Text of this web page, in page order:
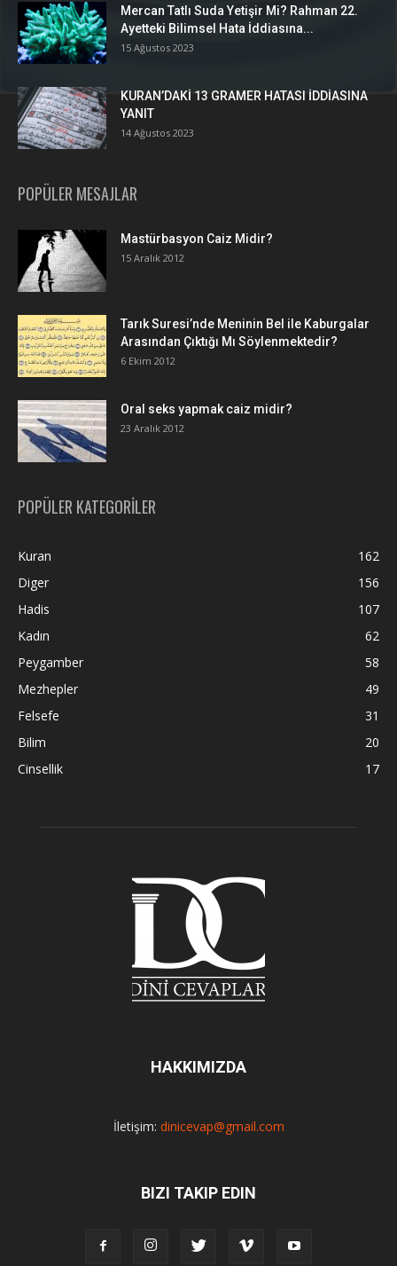
Mercan Tatlı Suda Yetişir Mi? Rahman 22.
Ayetteki Bilimsel Hata İddiasına...
15 Ağustos 2023
KURAN’DAKİ 13 GRAMER HATASI İDDİASINA
YANIT
14 Ağustos 2023
POPÜLER MESAJLAR
Mastürbasyon Caiz Midir?
15 Aralık 2012
Tarık Suresi’nde Meninin Bel ile Kaburgalar
Arasından Çıktığı Mı Söylenmektedir?
6 Ekim 2012
Oral seks yapmak caiz midir?
23 Aralık 2012
POPÜLER KATEGORİLER
Kuran
162
Diger
156
Hadis
107
Kadın
62
Peygamber
58
Mezhepler
49
Felsefe
31
Bilim
20
Cinsellik
17
HAKKIMIZDA
İletişim: dinicevap@gmail.com
BIZI TAKIP EDIN